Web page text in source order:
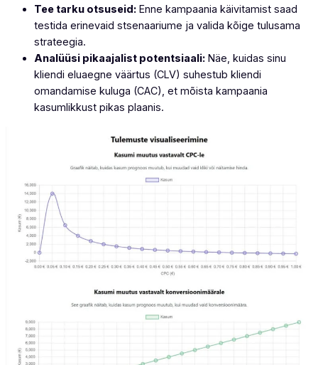
Tee tarku otsuseid: Enne kampaania käivitamist saad
testida erinevaid stsenaariume ja valida kõige tulusama
strateegia.
Analüüsi pikaajalist potentsiaali: Näe, kuidas sinu
kliendi eluaegne väärtus (CLV) suhestub kliendi
omandamise kuluga (CAC), et mõista kampaania
kasumlikkust pikas plaanis.